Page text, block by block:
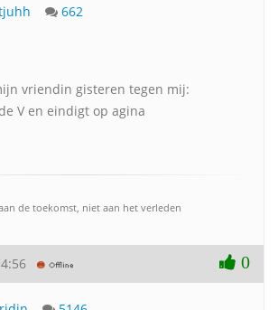
662
vriendin gisteren tegen mij:
V en eindigt op agina
de toekomst, niet aan het verleden
0